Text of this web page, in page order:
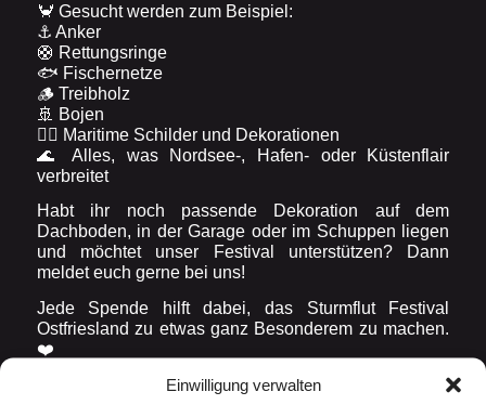
Einwilligung verwalten
🦀 Gesucht werden zum Beispiel:
⚓ Anker
🛟 Rettungsringe
🐟 Fischernetze
🪵 Treibholz
🚢 Bojen
🏴‍☠️ Maritime Schilder und Dekorationen
🌊 Alles, was Nordsee-, Hafen- oder Küstenflair
verbreitet
Habt ihr noch passende Dekoration auf dem
Dachboden, in der Garage oder im Schuppen liegen
und möchtet unser Festival unterstützen? Dann
meldet euch gerne bei uns!
Jede Spende hilft dabei, das Sturmflut Festival
Ostfriesland zu etwas ganz Besonderem zu machen.
❤️
📩 Schreibt uns einfach per Nachricht oder
Widerrufsformular